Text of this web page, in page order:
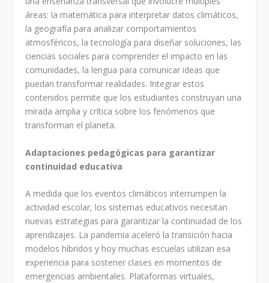
áreas: la matemática para interpretar datos climáticos,
la geografía para analizar comportamientos
atmosféricos, la tecnología para diseñar soluciones, las
ciencias sociales para comprender el impacto en las
comunidades, la lengua para comunicar ideas que
puedan transformar realidades. Integrar estos
contenidos permite que los estudiantes construyan una
mirada amplia y crítica sobre los fenómenos que
transforman el planeta.
Adaptaciones pedagógicas para garantizar
continuidad educativa
A medida que los eventos climáticos interrumpen la
actividad escolar, los sistemas educativos necesitan
nuevas estrategias para garantizar la continuidad de los
aprendizajes. La pandemia aceleró la transición hacia
modelos híbridos y hoy muchas escuelas utilizan esa
experiencia para sostener clases en momentos de
emergencias ambientales. Plataformas virtuales,